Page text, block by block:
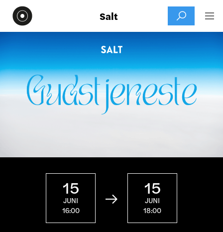
Salt  
15
JUNI
16:00

15
JUNI
18:00